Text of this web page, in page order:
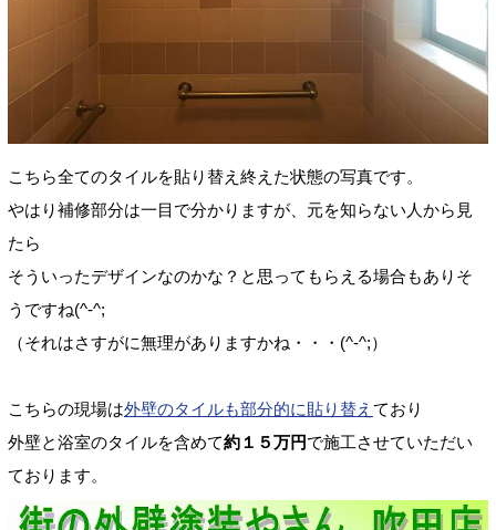
こちら全てのタイルを貼り替え終えた状態の写真です。
やはり補修部分は一目で分かりますが、元を知らない人から見
たら
そういったデザインなのかな？と思ってもらえる場合もありそ
うですね(^-^;
（それはさすがに無理がありますかね・・・(^-^;）
こちらの現場は外壁のタイルも部分的に貼り替え ており
外壁と浴室のタイルを含めて約１５万円で施工させていただい
ております。